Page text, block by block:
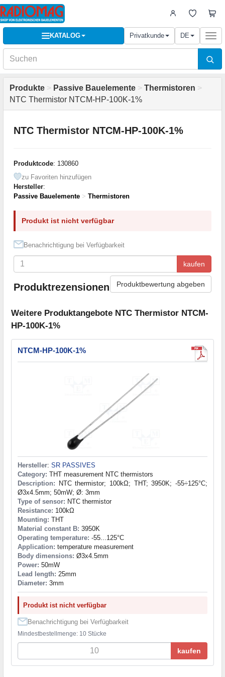
KATALOG Privatkunde DE
Produkte > Passive Bauelemente > Thermistoren >
NTC Thermistor NTCM-HP-100K-1%
NTC Thermistor NTCM-HP-100K-1%
Produktcode: 130860
zu Favoriten hinzufügen
Hersteller:
Passive Bauelemente > Thermistoren
Produkt ist nicht verfügbar
Benachrichtigung bei Verfügbarkeit
kaufen
Produktrezensionen Produktbewertung abgeben
Weitere Produktangebote NTC Thermistor NTCM-
HP-100K-1%
NTCM-HP-100K-1%
Hersteller: SR PASSIVES
Category: THT measurement NTC thermistors
Description: NTC thermistor; 100kΩ; THT; 3950K; -55÷125°C;
Ø3x4.5mm; 50mW; Ø: 3mm
Type of sensor: NTC thermistor
Resistance: 100kΩ
Mounting: THT
Material constant B: 3950K
Operating temperature: -55...125°C
Application: temperature measurement
Body dimensions: Ø3x4.5mm
Power: 50mW
Lead length: 25mm
Diameter: 3mm
Produkt ist nicht verfügbar
Benachrichtigung bei Verfügbarkeit
Mindestbestellmenge: 10 Stücke
kaufen